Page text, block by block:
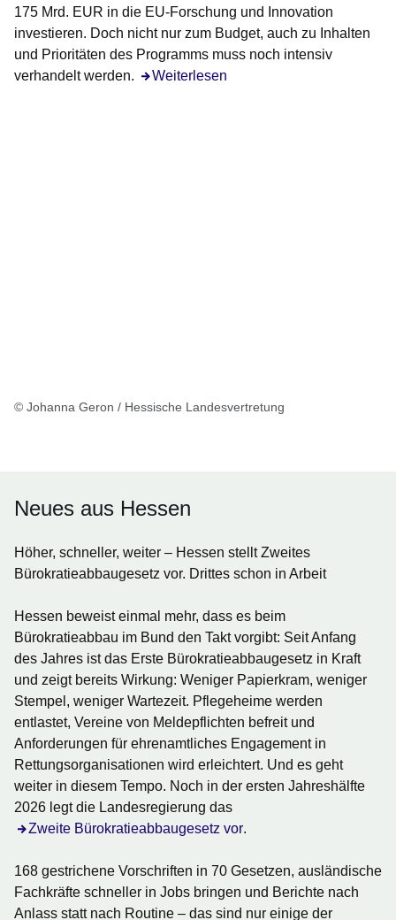
175 Mrd. EUR in die EU-Forschung und Innovation
investieren. Doch nicht nur zum Budget, auch zu Inhalten
und Prioritäten des Programms muss noch intensiv
verhandelt werden.
Weiterlesen
© Johanna Geron / Hessische Landesvertretung
Neues aus Hessen
Höher, schneller, weiter – Hessen stellt Zweites
Bürokratieabbaugesetz vor. Drittes schon in Arbeit
Hessen beweist einmal mehr, dass es beim
Bürokratieabbau im Bund den Takt vorgibt: Seit Anfang
des Jahres ist das Erste Bürokratieabbaugesetz in Kraft
und zeigt bereits Wirkung: Weniger Papierkram, weniger
Stempel, weniger Wartezeit. Pflegeheime werden
entlastet, Vereine von Meldepflichten befreit und
Anforderungen für ehrenamtliches Engagement in
Rettungsorganisationen wird erleichtert. Und es geht
weiter in diesem Tempo. Noch in der ersten Jahreshälfte
2026 legt die Landesregierung das
Zweite Bürokratieabbaugesetz vor.
168 gestrichene Vorschriften in 70 Gesetzen, ausländische
Fachkräfte schneller in Jobs bringen und Berichte nach
Anlass statt nach Routine – das sind nur einige der